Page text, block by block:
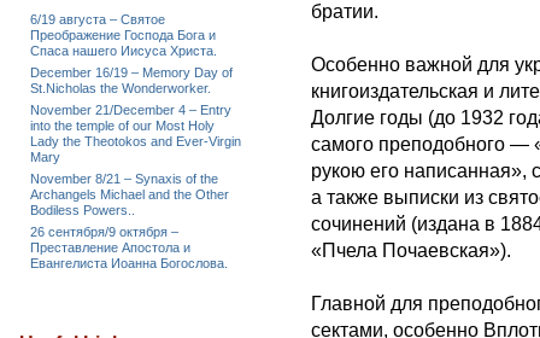
братии.
Особенно важной для
книгоиздательская и
Долгие годы (до 1932
самого преподобного —
рукою его написанная»,
а также выписки из
сочинений (издана в
«Пчела Почаевская»).
Главной для
сектами, особенно
6/19 августа – Святое
Преображение Господа Бога и
Спаса нашего Иисуса Христа.
December 16/19 – Memory Day of
St.Nicholas the Wonderworker.
November 21/December 4 – Entry
into the temple of our Most Holy
Lady the Theotokos and Ever-Virgin
Mary
November 8/21 – Synaxis of the
Archangels Michael and the Other
Bodiless Powers..
26 сентября/9 октября –
Преставление Апостола и
Евангелиста Иоанна Богослова.